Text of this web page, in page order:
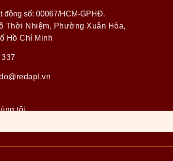
động số: 00067/HCM-GPHĐ.
Thời Nhiệm, Phường Xuân Hòa,
Hồ Chí Minh
tôi